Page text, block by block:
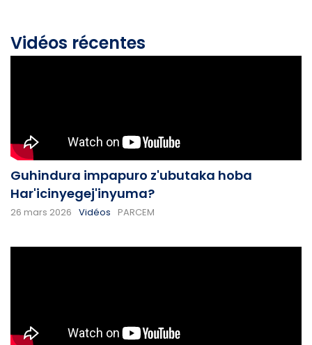
Vidéos récentes
Guhindura impapuro z'ubutaka hoba
Har'icinyegej'inyuma?
26 mars 2026 Vidéos PARCEM